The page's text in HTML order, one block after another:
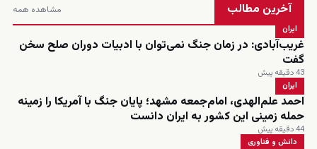
آخرین مطالب مشاهده همه
ایران
غریب‌آبادی: در زمان جنگ نمی‌توان با ادبیات دوران صلح سخن
گفت
43 دقیقه پیش
ایران
احمد علم‌الهدی، امام‌جمعه مشهد؛ پایان جنگ با آمریکا را زمینه
حمله زمینی این کشور به ایران دانست
44 دقیقه پیش
دانش و فناوری